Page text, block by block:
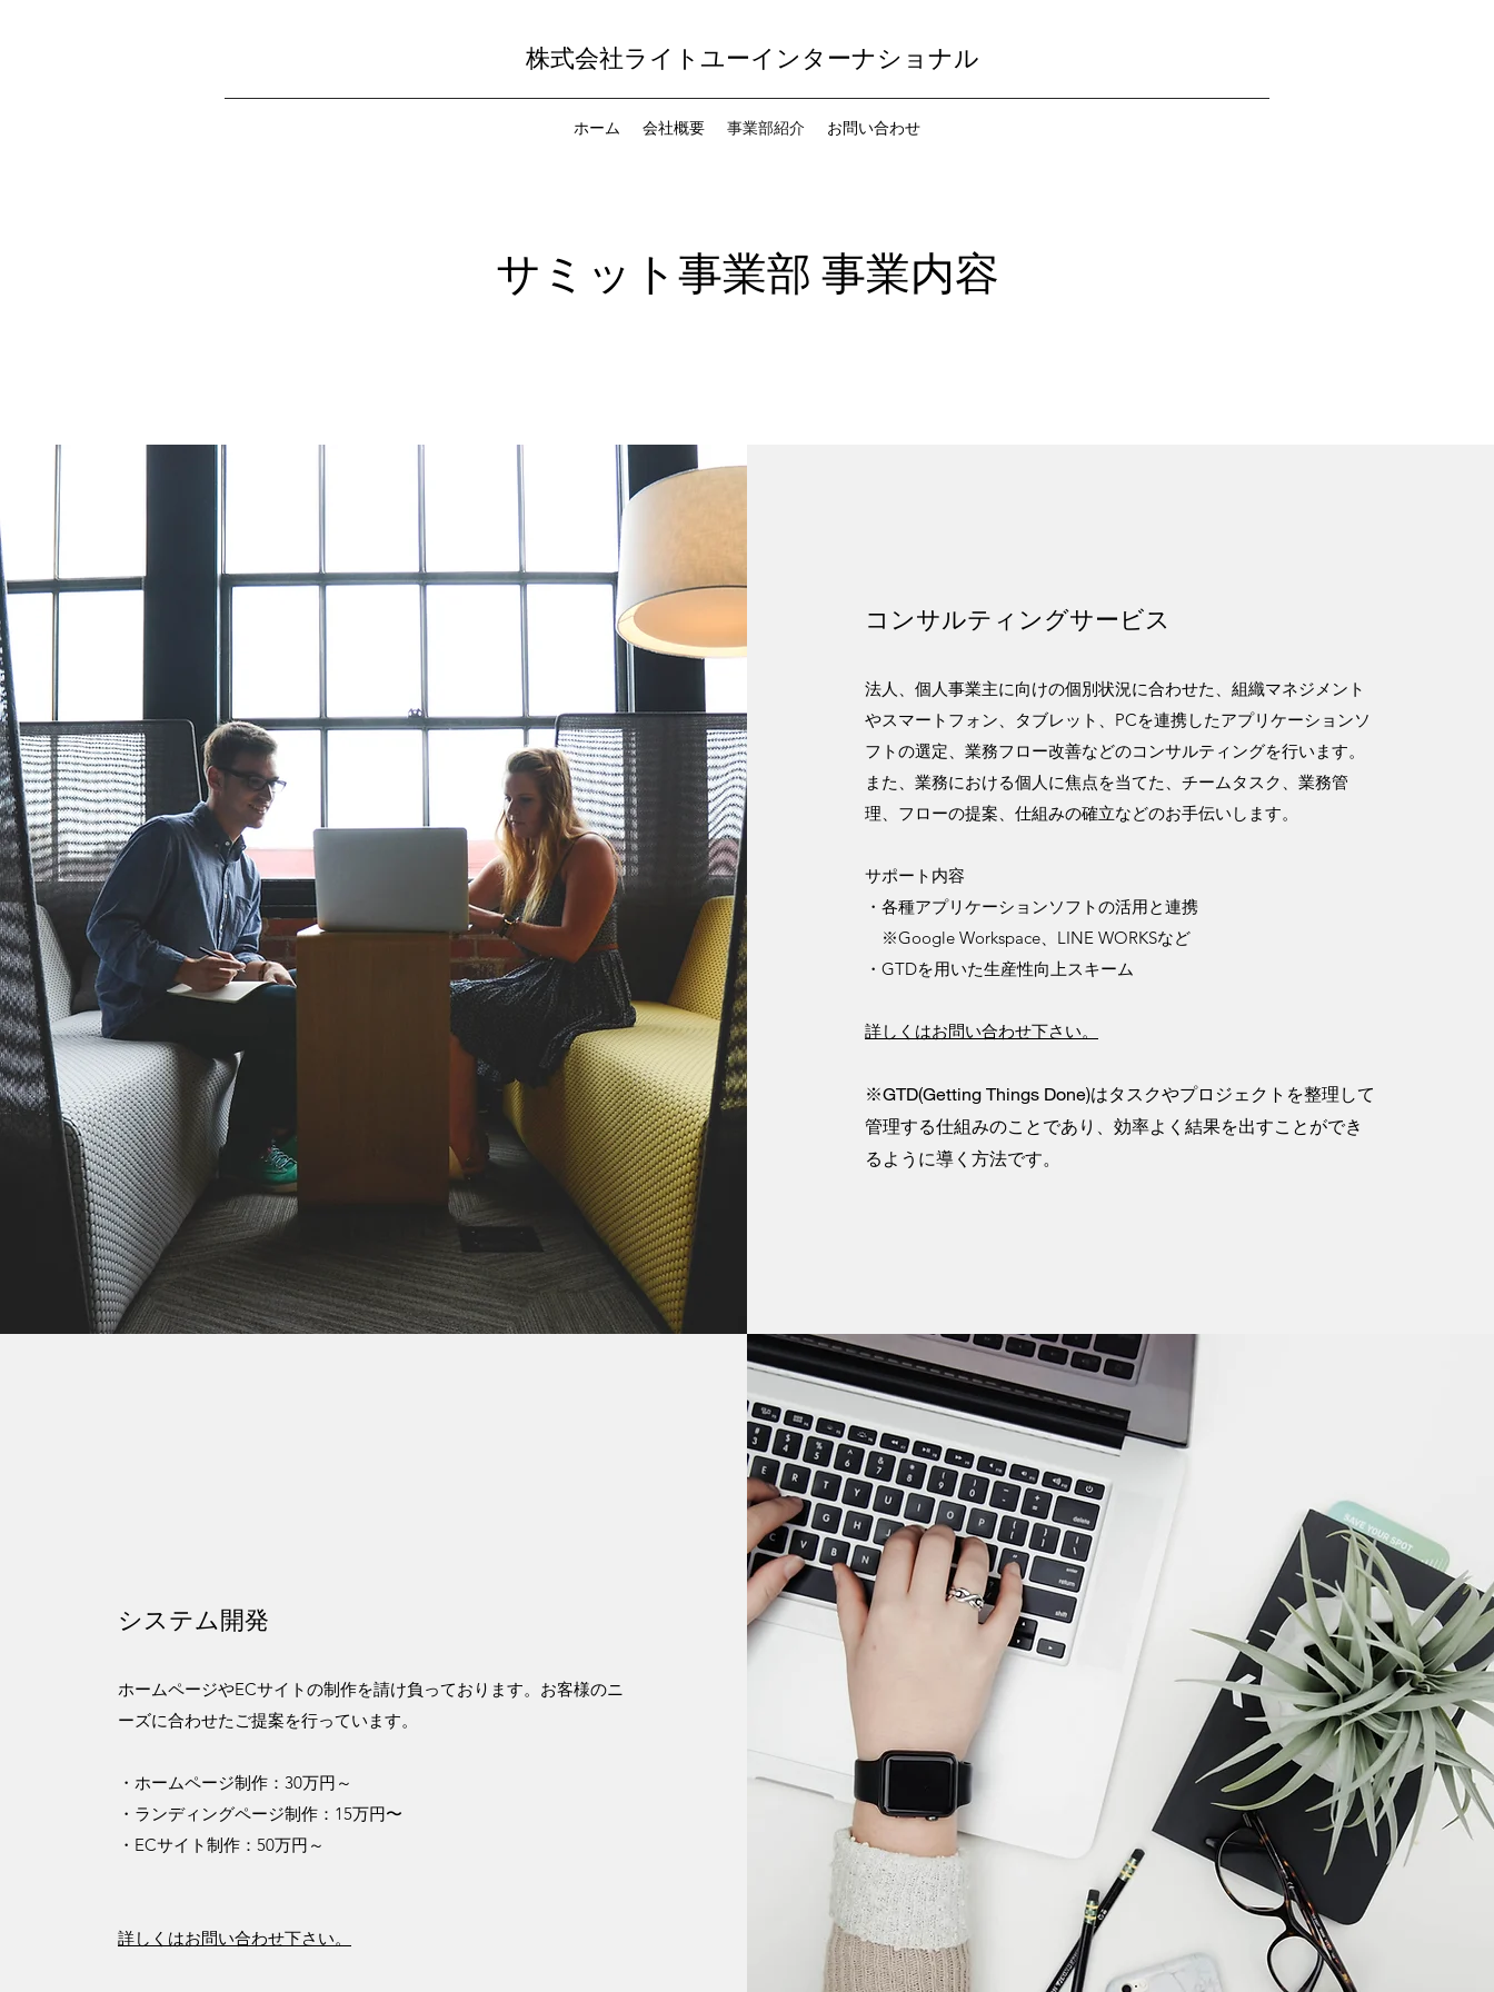
株式会社ライトユーインターナショナル
ホーム 会社概要 事業部紹介 お問い合わせ
サミット事業部 事業内容
​​コンサルティングサービス
法人、個人事業主に向けの個別状況に合わせた、組織マネジメント
やスマートフォン、タブレット、PCを連携したアプリケーションソ
フトの選定、業務フロー改善などのコンサルティングを行います。
また、業務における個人に焦点を当てた、チームタスク、業務管
理、フローの提案、仕組みの確立などのお手伝いします。
サポート内容
・各種アプリケーションソフトの活用と連携
※Google Workspace、LINE WORKSなど
・GTDを用いた生産性向上スキーム
詳しくはお問い合わせ下さい。
※GTD(Getting Things Done)はタスクやプロジェクトを整理して
管理する仕組みのことであり、効率よく結果を出すことができ
るように導く方法です。
システム開発
ホームページやECサイトの制作を請け負っております。お客様のニ
ーズに合わせたご提案を行っています。
・ホームページ制作：30万円～
・ランディングページ制作：15万円〜
・ECサイト制作：50万円～
詳しくはお問い合わせ下さい。